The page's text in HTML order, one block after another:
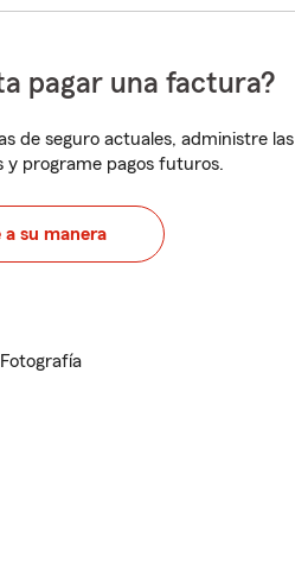
pagar una factura?
de seguro actuales, administre las
y programe pagos futuros.
a su manera